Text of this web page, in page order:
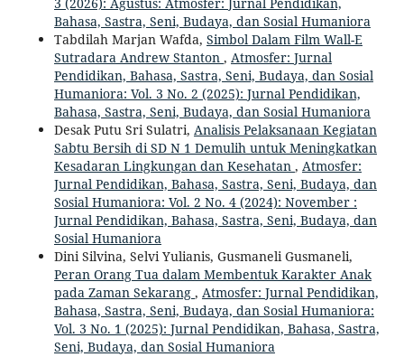
Bahasa, Sastra, Seni, Budaya, dan Sosial Humaniora
Tabdilah Marjan Wafda, Simbol Dalam Film Wall-E
Sutradara Andrew Stanton , Atmosfer: Jurnal
Pendidikan, Bahasa, Sastra, Seni, Budaya, dan Sosial
Humaniora: Vol. 3 No. 2 (2025): Jurnal Pendidikan,
Bahasa, Sastra, Seni, Budaya, dan Sosial Humaniora
Desak Putu Sri Sulatri, Analisis Pelaksanaan Kegiatan
Sabtu Bersih di SD N 1 Demulih untuk Meningkatkan
Kesadaran Lingkungan dan Kesehatan , Atmosfer:
Jurnal Pendidikan, Bahasa, Sastra, Seni, Budaya, dan
Sosial Humaniora: Vol. 2 No. 4 (2024): November :
Jurnal Pendidikan, Bahasa, Sastra, Seni, Budaya, dan
Sosial Humaniora
Dini Silvina, Selvi Yulianis, Gusmaneli Gusmaneli,
Peran Orang Tua dalam Membentuk Karakter Anak
pada Zaman Sekarang , Atmosfer: Jurnal Pendidikan,
Bahasa, Sastra, Seni, Budaya, dan Sosial Humaniora:
Vol. 3 No. 1 (2025): Jurnal Pendidikan, Bahasa, Sastra,
Seni, Budaya, dan Sosial Humaniora